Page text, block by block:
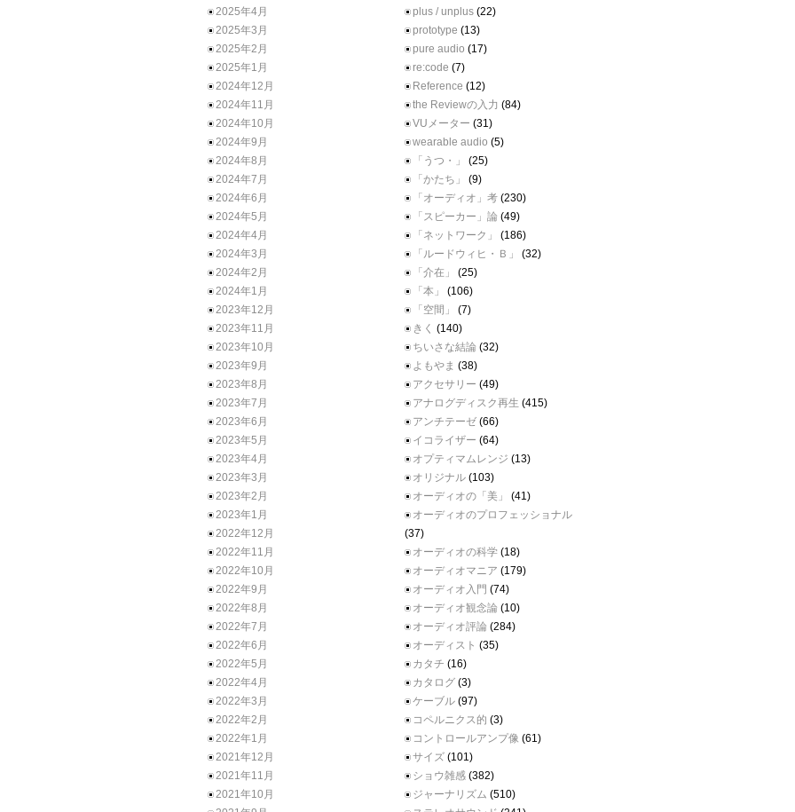
2025年4月
2025年3月
2025年2月
2025年1月
2024年12月
2024年11月
2024年10月
2024年9月
2024年8月
2024年7月
2024年6月
2024年5月
2024年4月
2024年3月
2024年2月
2024年1月
2023年12月
2023年11月
2023年10月
2023年9月
2023年8月
2023年7月
2023年6月
2023年5月
2023年4月
2023年3月
2023年2月
2023年1月
2022年12月
2022年11月
2022年10月
2022年9月
2022年8月
2022年7月
2022年6月
2022年5月
2022年4月
2022年3月
2022年2月
2022年1月
2021年12月
2021年11月
2021年10月
plus / unplus (22)
prototype (13)
pure audio (17)
re:code (7)
Reference (12)
the Reviewの入力 (84)
VUメーター (31)
wearable audio (5)
「うつ・」
(25)
「かたち」
(9)
「オーディオ」考 (230)
「スピーカー」論 (49)
「ネットワーク」
(186)
「ルードウィヒ・Ｂ」
(32)
「介在」
(25)
「本」
(106)
「空間」
(7)
きく (140)
ちいさな結論 (32)
よもやま (38)
アクセサリー (49)
アナログディスク再生 (415)
アンチテーゼ (66)
イコライザー (64)
オプティマムレンジ (13)
オリジナル (103)
オーディオの「美」
(41)
オーディオのプロフェッショナル
(37)
オーディオの科学 (18)
オーディオマニア (179)
オーディオ入門 (74)
オーディオ観念論 (10)
オーディオ評論 (284)
オーディスト (35)
カタチ (16)
カタログ (3)
ケーブル (97)
コペルニクス的 (3)
コントロールアンプ像 (61)
サイズ (101)
ショウ雑感 (382)
ジャーナリズム (510)